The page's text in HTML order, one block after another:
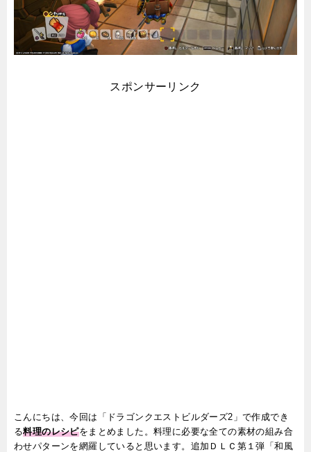
スポンサーリンク
こんにちは、今回は「ドラゴンクエストビルダーズ2」で作成でき
る料理のレシピをまとめました。料理に必要な全ての素材の組み合
わせパターンを網羅していると思います。追加ＤＬＣ第１弾「和風